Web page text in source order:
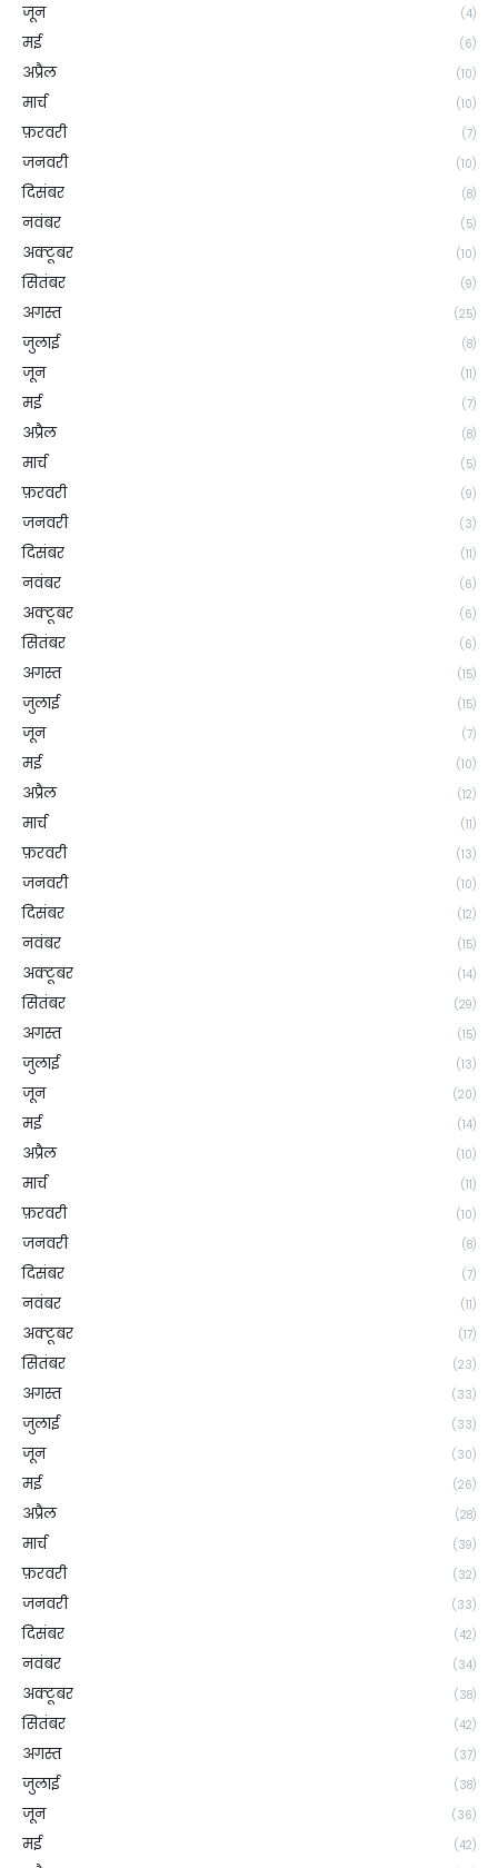
जून (4)
मई (6)
अप्रैल (10)
मार्च (10)
फ़रवरी (7)
जनवरी (10)
दिसंबर (8)
नवंबर (5)
अक्टूबर (10)
सितंबर (9)
अगस्त (25)
जुलाई (8)
जून (11)
मई (7)
अप्रैल (8)
मार्च (5)
फ़रवरी (9)
जनवरी (3)
दिसंबर (11)
नवंबर (6)
अक्टूबर (6)
सितंबर (6)
अगस्त (15)
जुलाई (15)
जून (7)
मई (10)
अप्रैल (12)
मार्च (11)
फ़रवरी (13)
जनवरी (10)
दिसंबर (12)
नवंबर (15)
अक्टूबर (14)
सितंबर (29)
अगस्त (15)
जुलाई (13)
जून (20)
मई (14)
अप्रैल (10)
मार्च (11)
फ़रवरी (10)
जनवरी (8)
दिसंबर (7)
नवंबर (11)
अक्टूबर (17)
सितंबर (23)
अगस्त (33)
जुलाई (33)
जून (30)
मई (26)
अप्रैल (28)
मार्च (39)
फ़रवरी (32)
जनवरी (33)
दिसंबर (42)
नवंबर (34)
अक्टूबर (38)
सितंबर (42)
अगस्त (37)
जुलाई (38)
जून (36)
मई (42)